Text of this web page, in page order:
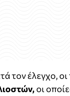
τον έλεγχο,
οι